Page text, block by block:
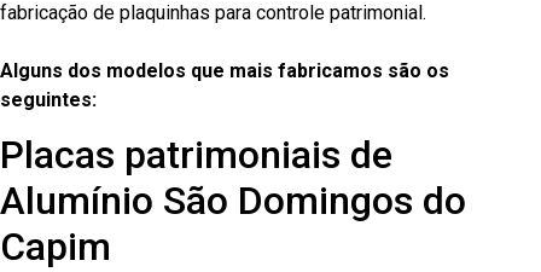
fabricação de plaquinhas para controle patrimonial.
Alguns dos modelos que mais fabricamos são os
seguintes:
Placas patrimoniais de
Alumínio São Domingos do
Capim